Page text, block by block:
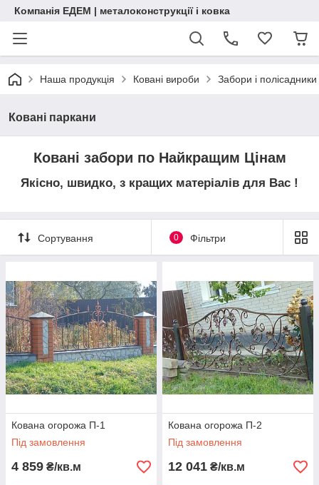
Компанія ЕДЕМ | металоконструкції і ковка
Наша продукція Ковані вироби Забори і полісадники
Ковані паркани
Ковані забори по Найкращим Цінам
Якісно, швидко, з кращих матеріалів для Вас !
Сортування 0 Фільтри
Кована огорожа П-1
Під замовлення
4 859 ₴/кв.м
Кована огорожа П-2
Під замовлення
12 041 ₴/кв.м